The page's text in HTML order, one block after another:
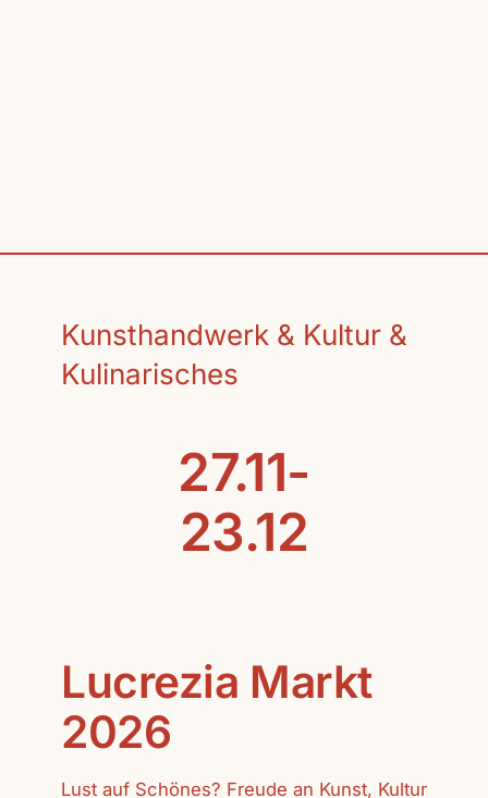
Kunsthandwerk & Kultur &
Kulinarisches
27.11-
23.12
Lucrezia Markt
2026
Lust auf Schönes? Freude an Kunst, Kultur